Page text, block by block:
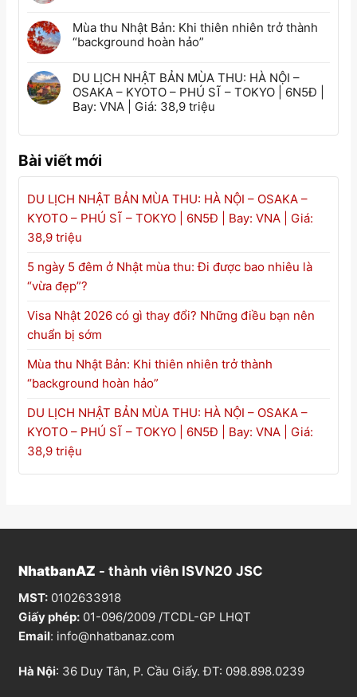
Mùa thu Nhật Bản: Khi thiên nhiên trở thành
“background hoàn hảo”
DU LỊCH NHẬT BẢN MÙA THU: HÀ NỘI –
OSAKA – KYOTO – PHÚ SĨ – TOKYO | 6N5Đ |
Bay: VNA | Giá: 38,9 triệu
Bài viết mới
DU LỊCH NHẬT BẢN MÙA THU: HÀ NỘI – OSAKA –
KYOTO – PHÚ SĨ – TOKYO | 6N5Đ | Bay: VNA | Giá:
38,9 triệu
5 ngày 5 đêm ở Nhật mùa thu: Đi được bao nhiêu là
“vừa đẹp”?
Visa Nhật 2026 có gì thay đổi? Những điều bạn nên
chuẩn bị sớm
Mùa thu Nhật Bản: Khi thiên nhiên trở thành
“background hoàn hảo”
DU LỊCH NHẬT BẢN MÙA THU: HÀ NỘI – OSAKA –
KYOTO – PHÚ SĨ – TOKYO | 6N5Đ | Bay: VNA | Giá:
38,9 triệu
NhatbanAZ - thành viên ISVN20 JSC
MST: 0102633918
Giấy phép: 01-096/2009 /TCDL-GP LHQT
Email: info@nhatbanaz.com
Hà Nội: 36 Duy Tân, P. Cầu Giấy. ĐT: 098.898.0239